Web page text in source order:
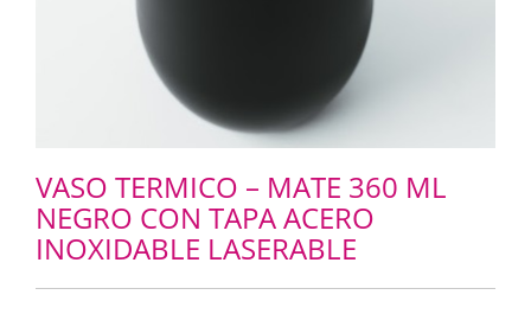
VASO TERMICO – MATE 360 ML
NEGRO CON TAPA ACERO
INOXIDABLE LASERABLE